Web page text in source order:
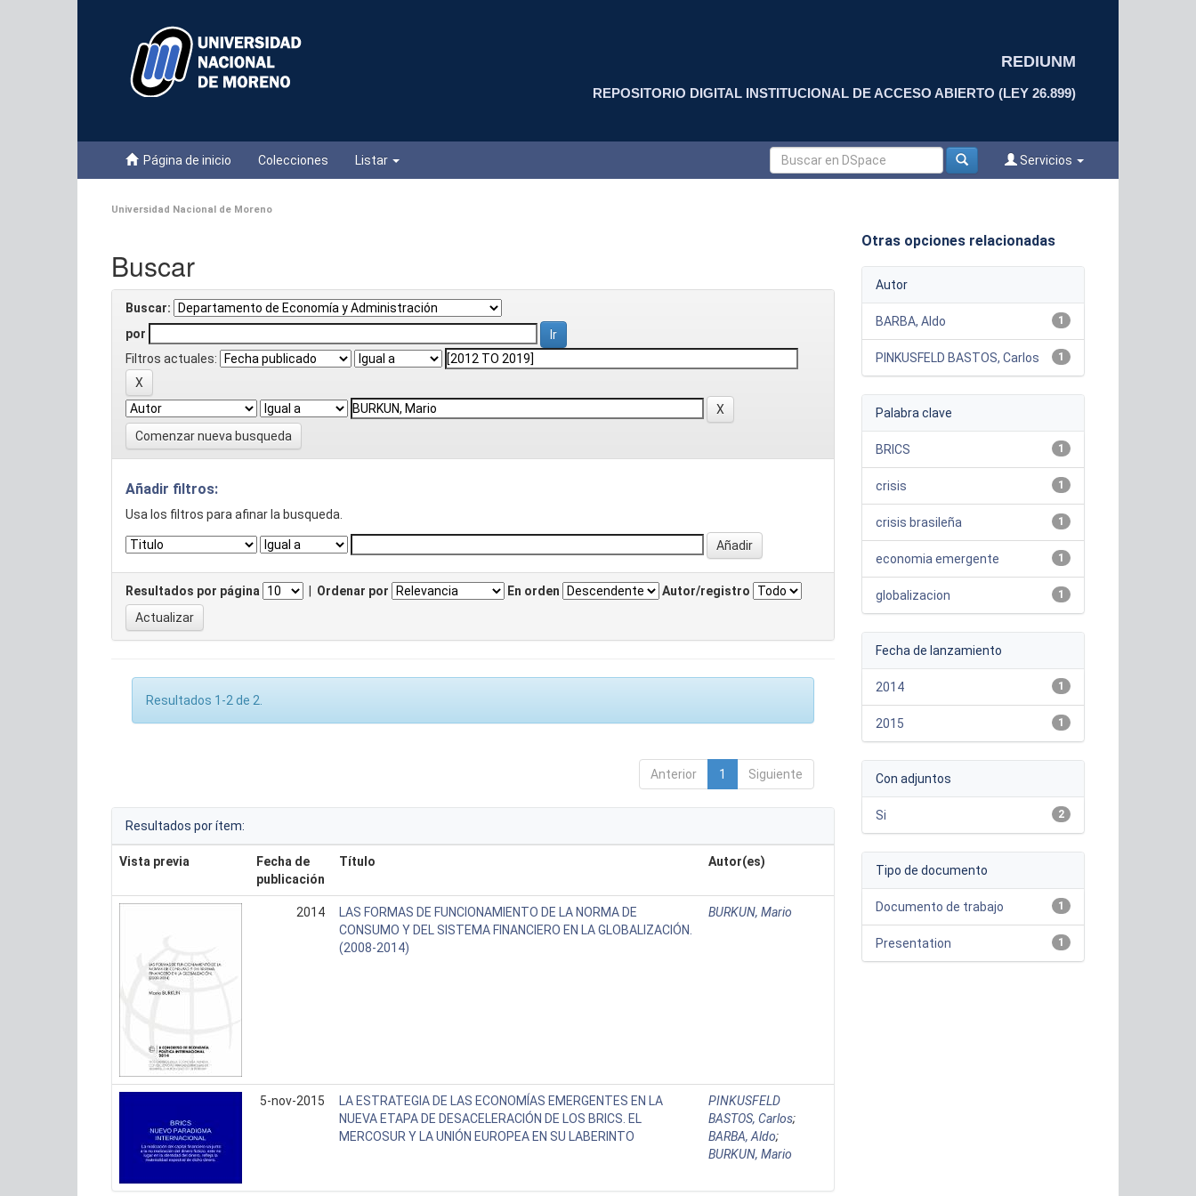
REDIUNM
REPOSITORIO DIGITAL INSTITUCIONAL DE ACCESO ABIERTO (LEY 26.899)
Página de inicio Colecciones Listar Servicios
Universidad Nacional de Moreno
Buscar
Buscar:
por
Filtros actuales:
Comenzar nueva busqueda
Añadir filtros:
Usa los filtros para afinar la busqueda.
Resultados por página Ordenar por En orden Autor/registro
Resultados 1-2 de 2.
Anterior 1 Siguiente
Resultados por ítem:
Vista previa
Fecha de
publicación
Título Autor(es)
2014
LAS FORMAS DE FUNCIONAMIENTO DE LA NORMA DE
CONSUMO Y DEL SISTEMA FINANCIERO EN LA GLOBALIZACIÓN.
(2008-2014)
BURKUN, Mario
5-nov-2015
LA ESTRATEGIA DE LAS ECONOMÍAS EMERGENTES EN LA
NUEVA ETAPA DE DESACELERACIÓN DE LOS BRICS. EL
MERCOSUR Y LA UNIÓN EUROPEA EN SU LABERINTO
PINKUSFELD
BASTOS, Carlos;
BARBA, Aldo;
BURKUN, Mario
Otras opciones relacionadas
Autor
1
BARBA, Aldo
1
PINKUSFELD BASTOS, Carlos
Palabra clave
1
BRICS
1
crisis
1
crisis brasileña
1
economia emergente
1
globalizacion
Fecha de lanzamiento
1
2014
1
2015
Con adjuntos
2
Si
Tipo de documento
1
Documento de trabajo
1
Presentation